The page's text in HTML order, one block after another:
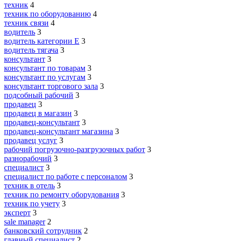
техник 4
техник по оборудованию 4
техник связи 4
водитель 3
водитель категории E 3
водитель тягача 3
консультант 3
консультант по товарам 3
консультант по услугам 3
консультант торгового зала 3
подсобный рабочий 3
продавец 3
продавец в магазин 3
продавец-консультант 3
продавец-консультант магазина 3
продавец услуг 3
рабочий погрузочно-разгрузочных работ 3
разнорабочий 3
специалист 3
специалист по работе с персоналом 3
техник в отель 3
техник по ремонту оборудования 3
техник по учету 3
эксперт 3
sale manager 2
банковский сотрудник 2